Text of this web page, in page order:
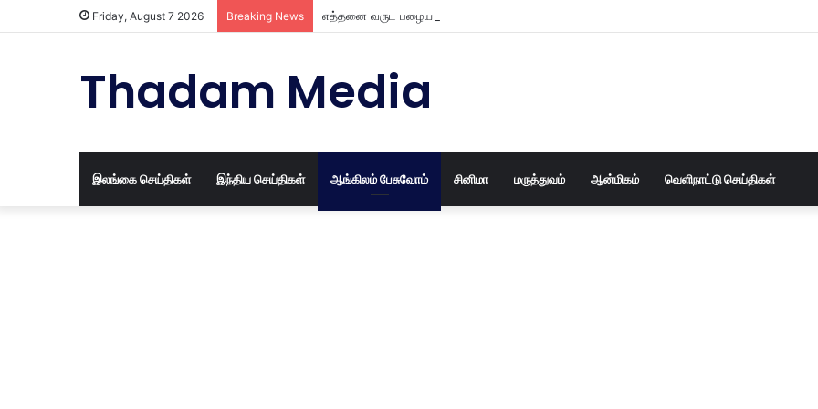
Friday, August 7 2026 Breaking News எத்தனை வருட பழைய தோசக்கல்லையும் புதுசா மாத்திடலாம் 10 நிமிடத்தில் பழைய தோசக்கல்லை பள
Thadam Media
இலங்கை செய்திகள் இந்திய செய்திகள் ஆங்கிலம் பேசுவோம் சினிமா மருத்துவம் ஆன்மிகம் வெளிநாட்டு செய்திகள்